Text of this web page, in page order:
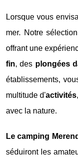
Lorsque vous
mer. Notre
offrant une
fin, des plongées
établissements,
multitude d'activités
avec la nature.
Le camping
séduiront les